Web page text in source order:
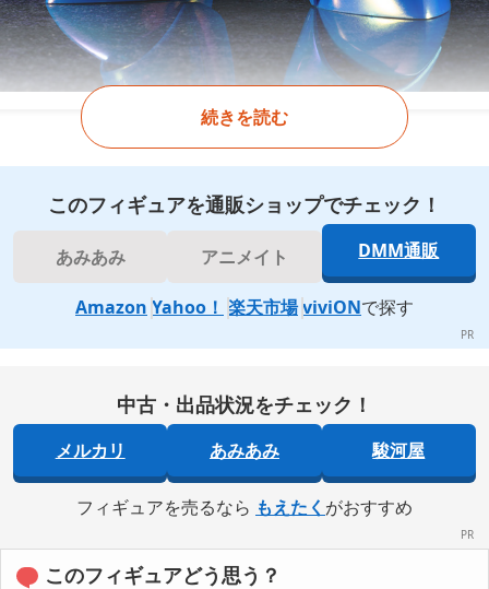
続きを読む
このフィギュアを通販ショップでチェック！
あみあみ アニメイト DMM通販
Amazon Yahoo！ 楽天市場 viviONで探す
中古・出品状況をチェック！
メルカリ あみあみ 駿河屋
フィギュアを売るなら もえたく がおすすめ
このフィギュアどう思う？